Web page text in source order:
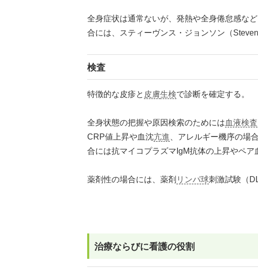
全身症状は通常ないが、発熱や全身倦怠感な
合には、スティーヴンス・ジョンソン（
検査
特徴的な皮疹と 皮膚生検で診断を確定する。
全身状態の把握や原因検索のためには血液検査
CRP値上昇や血沈亢進 、アレルギー機序の場
合には抗マイコプラズマIgM抗体の上昇やペア
薬剤性の場合には、薬剤 リンパ球刺激試験（
治療ならびに看護の役割